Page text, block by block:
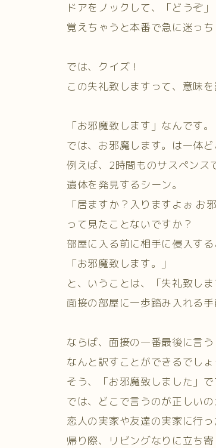
ドアをノックして、「どうぞ
覚えちゃうと本番で急に迷っち
では、クイズ！
この失礼致しますって、意味
「お邪魔致します」なんです。
では、お邪魔します。は一体ど
例えば、2時間ものサスペンス
遺体を発見するシーン。
「居ますか？入りますよぉ お
って見たことないですか？
部屋に入る前に相手に侵入す
「お邪魔致します。」
と、いうことは、「失礼致し
面接の部屋に一歩踏み入れる手
ならば、面接の一番最後に言
なんと訳すことができるでしょ
そう、「お邪魔致しました」で
では、どこで言うのが正しいの
恋人の実家や友達の実家に行っ
帰り際、リビングなりに立ち